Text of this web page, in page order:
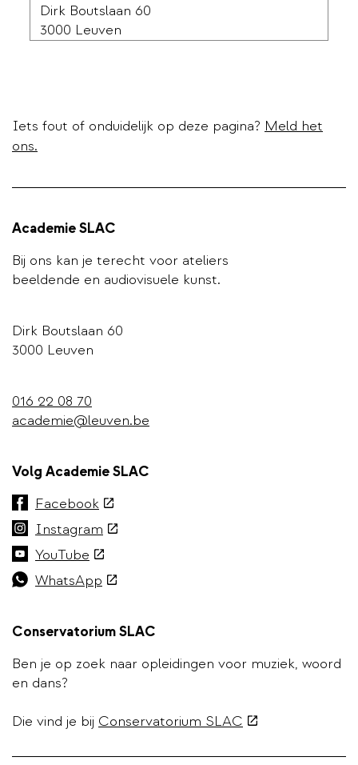
Dirk Boutslaan 60
3000 Leuven
Iets fout of onduidelijk op deze pagina? Meld het
ons.
Academie SLAC
Bij ons kan je terecht voor ateliers
beeldende en audiovisuele kunst.
Dirk Boutslaan 60
3000 Leuven
016 22 08 70
academie@leuven.be
Volg Academie SLAC
Facebook(externe
link)
Instagram (externe
link)
YouTube (externe
link)
WhatsApp (externe
Conservatorium SLAC
Ben je op zoek naar opleidingen voor muziek, woord
en dans?
Die vind je bij Conservatorium SLAC (externe